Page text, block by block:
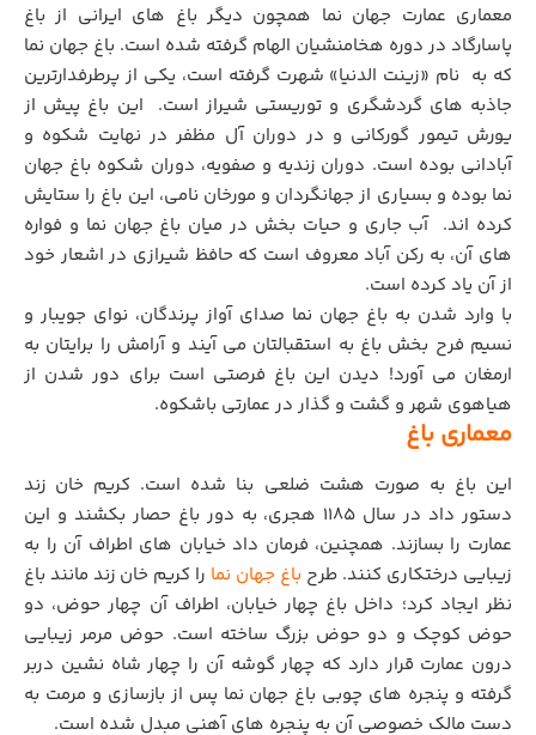
معماری عمارت جهان نما همچون دیگر باغ های ایرانی از باغ
پاسارگاد در دوره هخامنشیان الهام گرفته شده است. باغ جهان نما
که به نام «زینت الدنیا» شهرت گرفته است، یکی از پرطرفدارترین
جاذبه های گردشگری و توریستی شیراز است. این باغ پیش از
یورش تیمور گورکانی و در دوران آل مظفر در نهایت شکوه و
آبادانی بوده است. دوران زندیه و صفویه، دوران شکوه باغ جهان
نما بوده و بسیاری از جهانگردان و مورخان نامی،‌ این باغ را ستایش
کرده اند. آب جاری و حیات بخش در میان باغ جهان نما و فواره
های آن، به رکن آباد معروف است که حافظ شیرازی در اشعار خود
از آن یاد کرده است.
با وارد شدن به باغ جهان نما صدای آواز پرندگان، نوای جویبار و
نسیم فرح بخش باغ به استقبالتان می آیند و آرامش را برایتان به
ارمغان می آورد!‌ دیدن این باغ فرصتی است برای دور شدن از
هیاهوی شهر و گشت و گذار در عمارتی باشکوه.
معماری باغ
این باغ به صورت هشت ضلعی بنا شده است. کریم خان زند
دستور داد در سال 1185 هجری، به دور باغ حصار بکشند و این
عمارت را بسازند. همچنین، فرمان داد خیابان های اطراف آن را به
زیبایی درختکاری کنند. طرح باغ جهان نما را کریم خان زند مانند باغ
نظر ایجاد کرد؛ داخل باغ چهار خیابان، اطراف آن چهار حوض، دو
حوض کوچک و دو حوض بزرگ ساخته است. حوض مرمر زیبایی
درون عمارت قرار دارد که چهار گوشه آن را چهار شاه نشین دربر
گرفته و پنجره های چوبی باغ جهان نما پس از بازسازی و مرمت به
دست مالک خصوصی آن به پنجره های آهنی مبدل شده است.